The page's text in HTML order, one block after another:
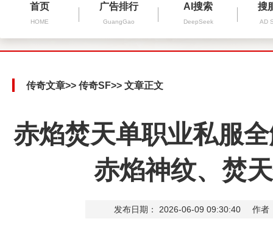
首页
HOME
广告排行
GuangGao
AI搜索
DeepSeek
搜
AD
传奇文章>> 传奇SF>> 文章正文
赤焰焚天单职业私服
赤焰神纹、焚
发布日期： 2026-06-09 09:30:40 作者